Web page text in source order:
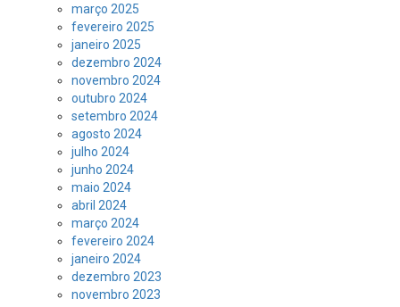
março 2025
fevereiro 2025
janeiro 2025
dezembro 2024
novembro 2024
outubro 2024
setembro 2024
agosto 2024
julho 2024
junho 2024
maio 2024
abril 2024
março 2024
fevereiro 2024
janeiro 2024
dezembro 2023
novembro 2023